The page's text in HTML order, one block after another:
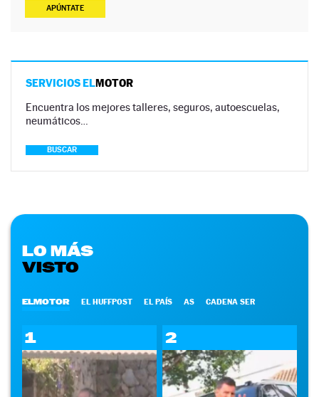
APÚNTATE
SERVICIOS ELMOTOR
Encuentra los mejores talleres, seguros, autoescuelas,
neumáticos…
BUSCAR
LO MÁS
VISTO
ELMOTOR EL HUFFPOST EL PAÍS AS CADENA SER
1 2